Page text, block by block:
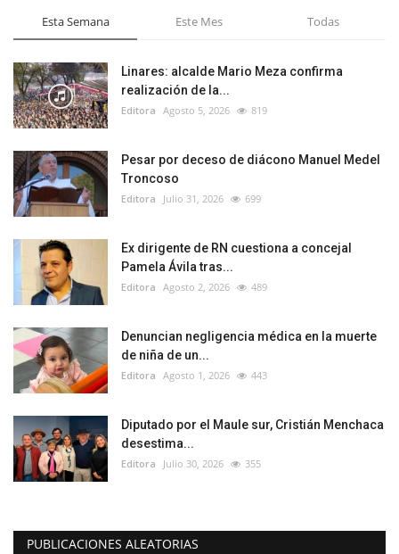
Esta Semana Este Mes Todas
Linares: alcalde Mario Meza confirma
realización de la...
Editora Agosto 5, 2026 819
Pesar por deceso de diácono Manuel Medel
Troncoso
Editora Julio 31, 2026 699
Ex dirigente de RN cuestiona a concejal
Pamela Ávila tras...
Editora Agosto 2, 2026 489
Denuncian negligencia médica en la muerte
de niña de un...
Editora Agosto 1, 2026 443
Diputado por el Maule sur, Cristián Menchaca
desestima...
Editora Julio 30, 2026 355
PUBLICACIONES ALEATORIAS